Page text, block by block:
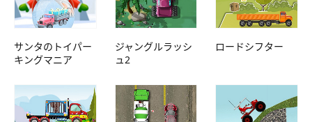
サンタのトイパー
キングマニア
ジャングルラッシ
ュ2
ロードシフター